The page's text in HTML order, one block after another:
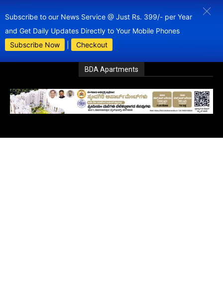
Subscribe to our News Service @ Just Rs. 399/- per Year
and Get Daily Updates Directly to Your Mobile Phones
Subscribe Now
Checkout
BDA Apartments